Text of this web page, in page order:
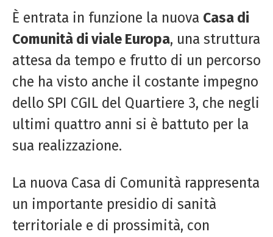
È entrata in funzione la nuova Casa di
Comunità di viale Europa, una struttura
attesa da tempo e frutto di un percorso
che ha visto anche il costante impegno
dello SPI CGIL del Quartiere 3, che negli
ultimi quattro anni si è battuto per la
sua realizzazione.
La nuova Casa di Comunità rappresenta
un importante presidio di sanità
territoriale e di prossimità, con